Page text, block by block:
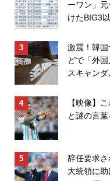
ーワン」
けたBIG3以
激震！韓
どで「外
スキャンダ
【映像】
と謎の言
辞任要求
大統領に助